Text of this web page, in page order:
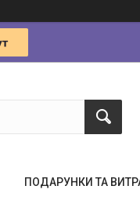
ПОДАРУНКИ ТА